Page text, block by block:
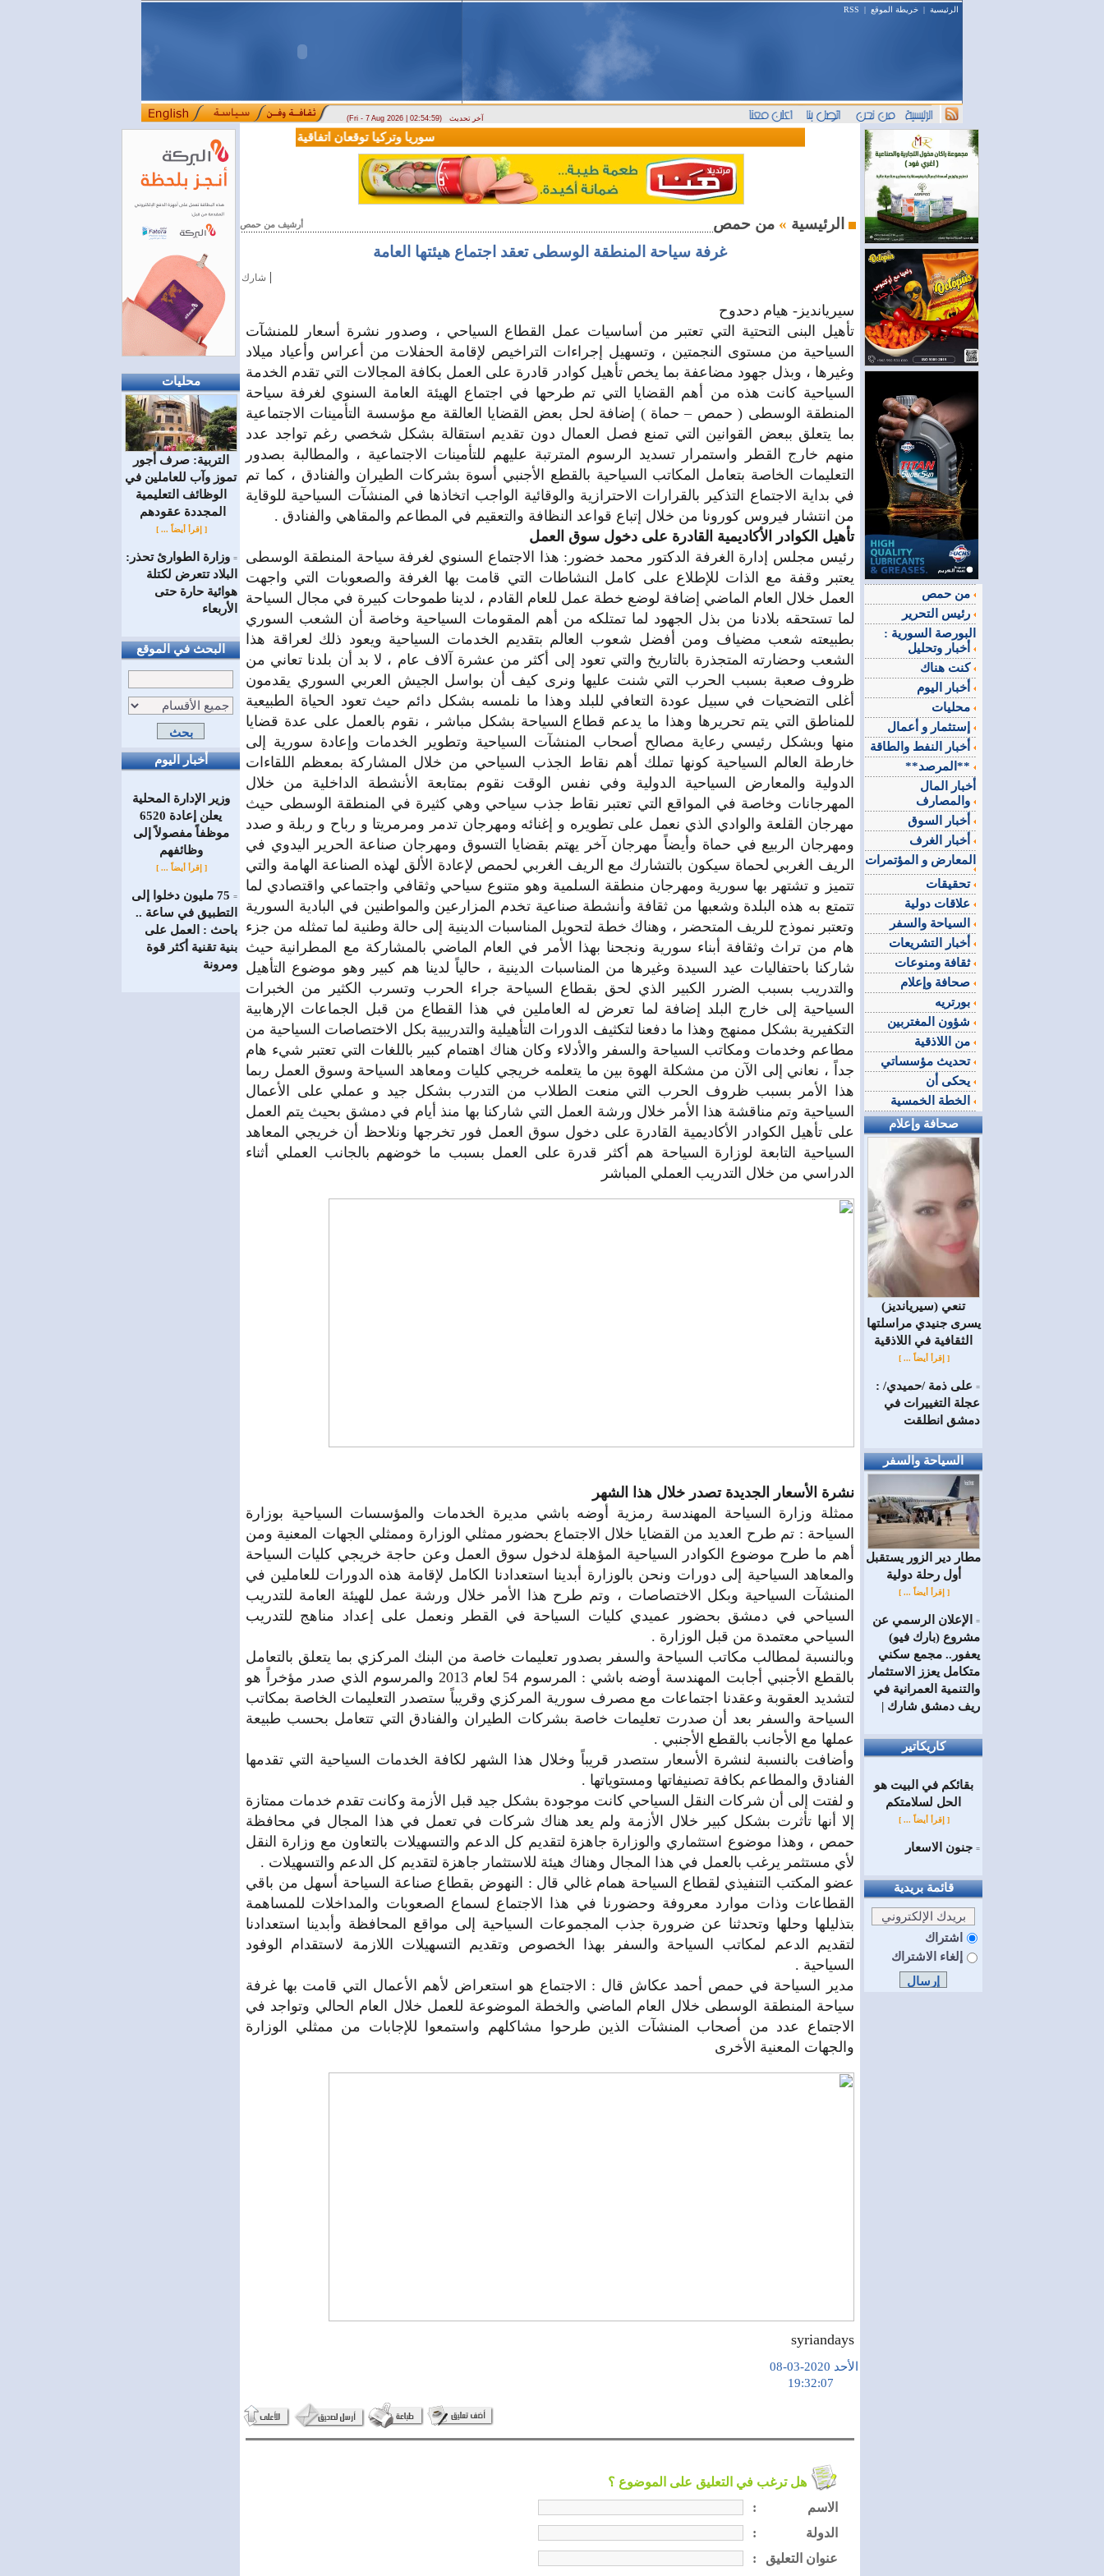
الرئيسية | خريطة الموقع |
RSS
(Fri - 7 Aug 2026 | 02:54:59) آخر تحديث
محليات
التربية: صرف أجور
تموز وآب للعاملين في
الوظائف ‏التعليمية
المجددة عقودهم ‏
[ إقرأ أيضاً ... ]
= وزارة الطوارئ تحذر:
البلاد تتعرض لكتلة
هوائية حارة حتى
الأربعاء
البحث في الموقع
أخبار اليوم
وزير الإدارة المحلية
يعلن إعادة 6520
موظفاً مفصولاً إلى
‏وظائفهم
[ إقرأ أيضاً ... ]
=
75 مليون دخلوا إلى
التطبيق في ساعة ..
باحث : العمل على
بنية تقنية أكثر قوة
ومرونة
سوريا وتركيا توقعان اتفاقية تعاون في مجالي التعليم العالي والبحث العلمي
أرشيف من حمص الرئيسية »
غرفة سياحة المنطقة الوسطى تعقد اجتماع هيئتها العامة
شارك |
سيريانديز- هيام دحدوح
تأهيل البنى التحتية التي تعتبر من أساسيات عمل القطاع السياحي ، وصدور نشرة أسعار للمنشآت
السياحية من مستوى النجمتين ، وتسهيل إجراءات التراخيص لإقامة الحفلات من أعراس وأعياد ميلاد
وغيرها ، وبذل جهود مضاعفة بما يخص تأهيل كوادر قادرة على العمل بكافة المجالات التي تقدم الخدمة
السياحية كانت هذه من أهم القضايا التي تم طرحها في اجتماع الهيئة العامة السنوي لغرفة سياحة
المنطقة الوسطى ( حمص – حماة ) إضافة لحل بعض القضايا العالقة مع مؤسسة التأمينات الاجتماعية
بما يتعلق ببعض القوانين التي تمنع فصل العمال دون تقديم استقالة بشكل شخصي رغم تواجد عدد
منهم خارج القطر واستمرار تسديد الرسوم المترتبة عليهم للتأمينات الاجتماعية ، والمطالبة بصدور
التعليمات الخاصة بتعامل المكاتب السياحية بالقطع الأجنبي أسوة بشركات الطيران والفنادق ، كما تم
في بداية الاجتماع التذكير بالقرارات الاحترازية والوقائية الواجب اتخاذها في المنشآت السياحية للوقاية
من انتشار فيروس كورونا من خلال إتباع قواعد النظافة والتعقيم في المطاعم والمقاهي والفنادق .
تأهيل الكوادر الأكاديمية القادرة على دخول سوق العمل
رئيس مجلس إدارة الغرفة الدكتور محمد خضور: هذا الاجتماع السنوي لغرفة سياحة المنطقة الوسطى
يعتبر وقفة مع الذات للإطلاع على كامل النشاطات التي قامت بها الغرفة والصعوبات التي واجهت
العمل خلال العام الماضي إضافة لوضع خطة عمل للعام القادم ، لدينا طموحات كبيرة في مجال السياحة
لما تستحقه بلادنا من بذل الجهود لما تمتلكه من أهم المقومات السياحية وخاصة أن الشعب السوري
بطبيعته شعب مضياف ومن أفضل شعوب العالم بتقديم الخدمات السياحية ويعود ذلك لعراقة هذا
الشعب وحضارته المتجذرة بالتاريخ والتي تعود إلى أكثر من عشرة آلاف عام ، لا بد أن بلدنا تعاني من
ظروف صعبة بسبب الحرب التي شنت عليها ونرى كيف أن بواسل الجيش العربي السوري يقدمون
أغلى التضحيات في سبيل عودة التعافي للبلد وهذا ما نلمسه بشكل دائم حيث تعود الحياة الطبيعية
للمناطق التي يتم تحريرها وهذا ما يدعم قطاع السياحة بشكل مباشر ، نقوم بالعمل على عدة قضايا
منها وبشكل رئيسي رعاية مصالح أصحاب المنشآت السياحية وتطوير الخدمات وإعادة سورية إلى
خارطة العالم السياحية كونها تملك أهم نقاط الجذب السياحي من خلال المشاركة بمعظم اللقاءات
الدولية والمعارض السياحية الدولية وفي نفس الوقت نقوم بمتابعة الأنشطة الداخلية من خلال
المهرجانات وخاصة في المواقع التي تعتبر نقاط جذب سياحي وهي كثيرة في المنطقة الوسطى حيث
مهرجان القلعة والوادي الذي نعمل على تطويره و إغنائه ومهرجان تدمر ومرمريتا و رباح و ربلة و صدد
ومهرجان الربيع في حماة وأيضاً مهرجان آخر يهتم بقضايا التسوق ومهرجان صناعة الحرير اليدوي في
الريف الغربي لحماة سيكون بالتشارك مع الريف الغربي لحمص لإعادة الألق لهذه الصناعة الهامة والتي
تتميز و تشتهر بها سورية ومهرجان منطقة السلمية وهو متنوع سياحي وثقافي واجتماعي واقتصادي لما
تتمتع به هذه البلدة وشعبها من ثقافة وأنشطة صناعية تخدم المزارعين والمواطنين في البادية السورية
وتعتبر نموذج للريف المتحضر ، وهناك خطة لتحويل المناسبات الدينية إلى حالة وطنية لما تمثله من جزء
هام من تراث وثقافة أبناء سورية ونجحنا بهذا الأمر في العام الماضي بالمشاركة مع المطرانية حيث
شاركنا باحتفاليات عيد السيدة وغيرها من المناسبات الدينية ، حالياً لدينا هم كبير وهو موضوع التأهيل
والتدريب بسبب الضرر الكبير الذي لحق بقطاع السياحة جراء الحرب وتسرب الكثير من الخبرات
السياحية إلى خارج البلد إضافة لما تعرض له العاملين في هذا القطاع من قبل الجماعات الإرهابية
التكفيرية بشكل ممنهج وهذا ما دفعنا لتكثيف الدورات التأهيلية والتدريبية بكل الاختصاصات السياحية من
مطاعم وخدمات ومكاتب السياحة والسفر والأدلاء وكان هناك اهتمام كبير باللغات التي تعتبر شيء هام
جداً ، نعاني إلى الآن من مشكلة الهوة بين ما يتعلمه خريجي كليات ومعاهد السياحة وسوق العمل ربما
هذا الأمر بسبب ظروف الحرب التي منعت الطلاب من التدرب بشكل جيد و عملي على الأعمال
السياحية وتم مناقشة هذا الأمر خلال ورشة العمل التي شاركنا بها منذ أيام في دمشق بحيث يتم العمل
على تأهيل الكوادر الأكاديمية القادرة على دخول سوق العمل فور تخرجها ونلاحظ أن خريجي المعاهد
السياحية التابعة لوزارة السياحة هم أكثر قدرة على العمل بسبب ما خوضهم بالجانب العملي أثناء
الدراسي من خلال التدريب العملي المباشر
نشرة الأسعار الجديدة تصدر خلال هذا الشهر
ممثلة وزارة السياحة المهندسة رمزية أوضه باشي مديرة الخدمات والمؤسسات السياحية بوزارة
السياحة : تم طرح العديد من القضايا خلال الاجتماع بحضور ممثلي الوزارة وممثلي الجهات المعنية ومن
أهم ما طرح موضوع الكوادر السياحية المؤهلة لدخول سوق العمل وعن حاجة خريجي كليات السياحة
والمعاهد السياحية إلى دورات ونحن بالوزارة أبدينا استعدادنا الكامل لإقامة هذه الدورات للعاملين في
المنشآت السياحية وبكل الاختصاصات ، وتم طرح هذا الأمر خلال ورشة عمل للهيئة العامة للتدريب
السياحي في دمشق بحضور عميدي كليات السياحة في القطر ونعمل على إعداد مناهج للتدريب
السياحي معتمدة من قبل الوزارة .
وبالنسبة لمطالب مكاتب السياحة والسفر بصدور تعليمات خاصة من البنك المركزي بما يتعلق بالتعامل
بالقطع الأجنبي أجابت المهندسة أوضه باشي : المرسوم 54 لعام 2013 والمرسوم الذي صدر مؤخراً هو
لتشديد العقوبة وعقدنا اجتماعات مع مصرف سورية المركزي وقريباً ستصدر التعليمات الخاصة بمكاتب
السياحة والسفر بعد أن صدرت تعليمات خاصة بشركات الطيران والفنادق التي تتعامل بحسب طبيعة
عملها مع الأجانب بالقطع الأجنبي .
وأضافت بالنسبة لنشرة الأسعار ستصدر قريباً وخلال هذا الشهر لكافة الخدمات السياحية التي تقدمها
الفنادق والمطاعم بكافة تصنيفاتها ومستوياتها .
و لفتت إلى أن شركات النقل السياحي كانت موجودة بشكل جيد قبل الأزمة وكانت تقدم خدمات ممتازة
إلا أنها تأثرت بشكل كبير خلال الأزمة ولم يعد هناك شركات في تعمل في هذا المجال في محافظة
حمص ، وهذا موضوع استثماري والوزارة جاهزة لتقديم كل الدعم والتسهيلات بالتعاون مع وزارة النقل
لأي مستثمر يرغب بالعمل في هذا المجال وهناك هيئة للاستثمار جاهزة لتقديم كل الدعم والتسهيلات .
عضو المكتب التنفيذي لقطاع السياحة همام غالي قال : النهوض بقطاع صناعة السياحة أسهل من باقي
القطاعات وذات موارد معروفة وحضورنا في هذا الاجتماع لسماع الصعوبات والمداخلات للمساهمة
بتذليلها وحلها وتحدثنا عن ضرورة جذب المجموعات السياحية إلى مواقع المحافظة وأبدينا استعدادنا
لتقديم الدعم لمكاتب السياحة والسفر بهذا الخصوص وتقديم التسهيلات اللازمة لاستقدام الوفود
السياحية .
مدير السياحة في حمص أحمد عكاش قال : الاجتماع هو استعراض لأهم الأعمال التي قامت بها غرفة
سياحة المنطقة الوسطى خلال العام الماضي والخطة الموضوعة للعمل خلال العام الحالي وتواجد في
الاجتماع عدد من أصحاب المنشآت الذين طرحوا مشاكلهم واستمعوا للإجابات من ممثلي الوزارة
والجهات المعنية الأخرى
syriandays
الأحد 2020-03-08
:
الاسم
:
الدولة
:
عنوان التعليق
البورصة السورية :
كنت هناك
**المرصد**
أخبار المال
المعارض و المؤتمرات
تحقيقات
ثقافة ومنوعات
تحديث مؤسساتي
صحافة وإعلام
(سيريانديز) تنعي
يسرى جنيدي مراسلتها
الثقافية في اللاذقية
[ إقرأ أيضاً ... ]
= على ذمة /حميدي/ :
عجلة التغييرات في
دمشق انطلقت
السياحة والسفر
مطار دير الزور يستقبل
أول رحلة دولية
[ إقرأ أيضاً ... ]
=
الإعلان الرسمي عن
مشروع (بارك فيو)
يعفور.. مجمع سكني
متكامل يعزز الاستثمار
والتنمية العمرانية في
ريف دمشق شارك |
كاريكاتير
بقائكم في البيت هو
الحل لسلامتكم
[ إقرأ أيضاً ... ]
= جنون الاسعار
قائمة بريدية
اشتراك
إلغاء الاشتراك